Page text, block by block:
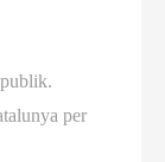
per